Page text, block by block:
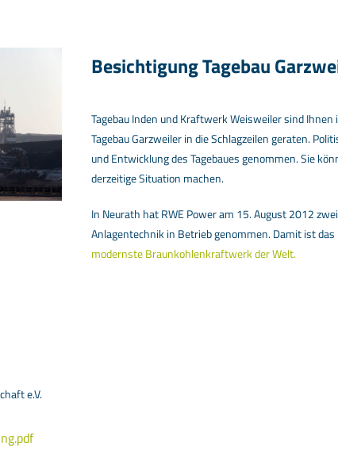
e.V.
Besichtigung Tagebau
Tagebau Inden und Kraftwerk Weisweiler sind
Tagebau Garzweiler in die Schlagzeilen geraten.
und Entwicklung des Tagebaues genommen. Sie
derzeitige Situation machen.
In Neurath hat RWE Power am 15. August 2012
Anlagentechnik in Betrieb genommen. Damit ist
modernste Braunkohlenkraftwerk der Welt.